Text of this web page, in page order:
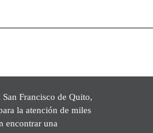
Francisco de Quito,
la atención de miles
encontrar una